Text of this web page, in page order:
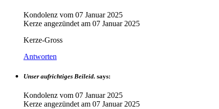
Kondolenz vom 07 Januar 2025
Kerze angezündet am 07 Januar 2025
Kerze-Gross
Antworten
Unser aufrichtiges Beileid. says:
Kondolenz vom 07 Januar 2025
Kerze angezündet am 07 Januar 2025